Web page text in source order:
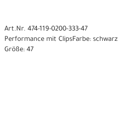
Art.Nr. 474-119-0200-333-47
Performance mit ClipsFarbe: schwarz
Größe: 47